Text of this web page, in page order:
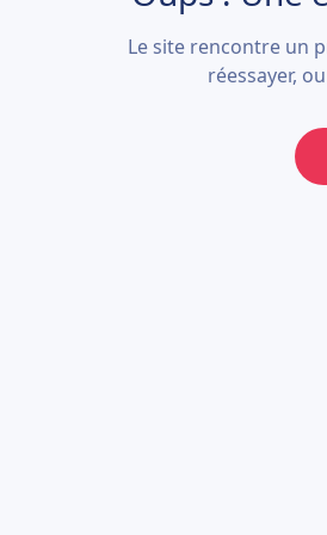
Le site rencontre un
réessayer,